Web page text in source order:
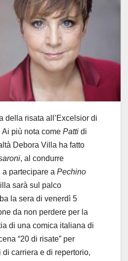
della risata all’Excelsior di
più nota come Patti di
Debora Villa ha fatto
, al condurre
partecipare a Pechino
sarà sul palco
la sera di venerdì 5
da non perdere per la
di una comica italiana di
“20 di risate” per
di carriera e di repertorio,